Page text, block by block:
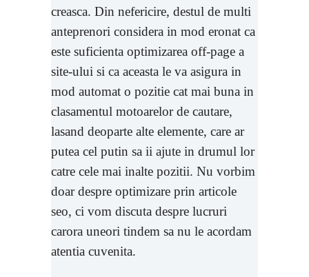
creasca. Din nefericire, destul de multi
anteprenori considera in mod eronat ca
este suficienta optimizarea off-page a
site-ului si ca aceasta le va asigura in
mod automat o pozitie cat mai buna in
clasamentul motoarelor de cautare,
lasand deoparte alte elemente, care ar
putea cel putin sa ii ajute in drumul lor
catre cele mai inalte pozitii. Nu vorbim
doar despre optimizare prin articole
seo, ci vom discuta despre lucruri
carora uneori tindem sa nu le acordam
atentia cuvenita.